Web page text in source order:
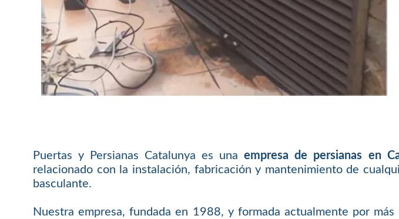
Puertas y Persianas Catalunya es unaempresa de persianas en
relacionado con la instalación, fabricación y mantenimiento de
basculante.
Nuestra empresa, fundada en 1988, y formada actualmente por